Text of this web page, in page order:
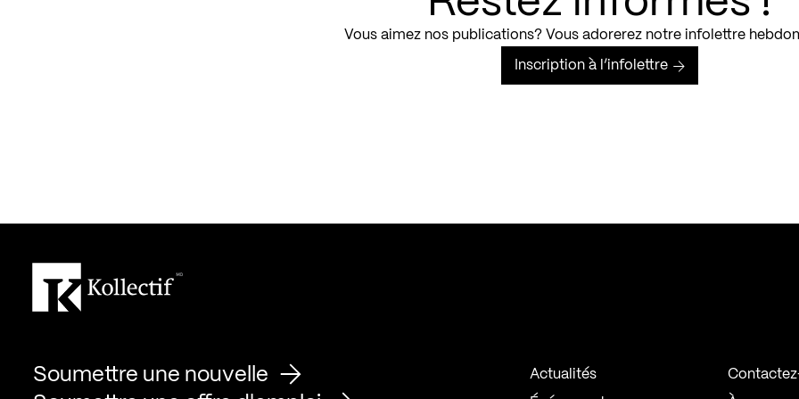
Vous aimez nos publications? Vous adorerez notre infolettre
Inscription à l’infolettre
Soumettre une nouvelle
Actualités